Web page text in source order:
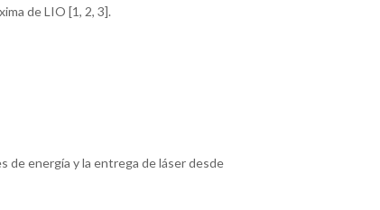
de LIO [1, 2, 3].
de energía y la entrega de láser desde